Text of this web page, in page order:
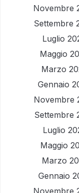
Novembre
Settembre
Luglio
Maggio
Marzo
Gennaio
Novembre
Settembre
Luglio
Maggio
Marzo
Gennaio
Novembre